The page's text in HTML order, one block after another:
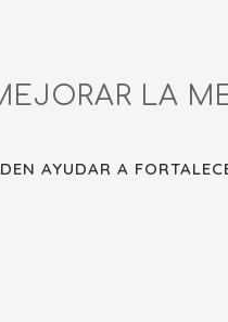
LA
AYUDAR A